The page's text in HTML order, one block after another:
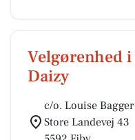
Velgørenhed
Daizy
c/o. Louise
Store Landevej 43